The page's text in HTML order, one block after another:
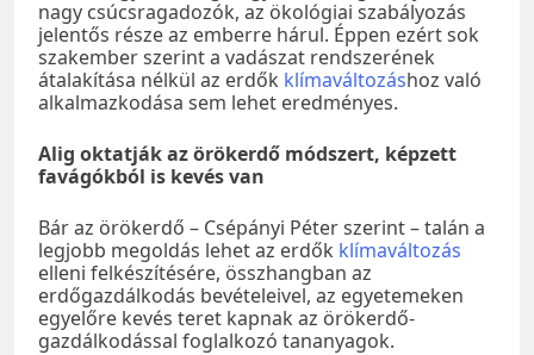
nagy csúcsragadozók, az ökológiai szabályozás
jelentős része az emberre hárul. Éppen ezért sok
szakember szerint a vadászat rendszerének
átalakítása nélkül az erdők klímaváltozáshoz való
alkalmazkodása sem lehet eredményes.
Alig oktatják az örökerdő módszert, képzett
favágókból is kevés van
Bár az örökerdő – Csépányi Péter szerint – talán a
legjobb megoldás lehet az erdők klímaváltozás
elleni felkészítésére, összhangban az
erdőgazdálkodás bevételeivel, az egyetemeken
egyelőre kevés teret kapnak az örökerdő-
gazdálkodással foglalkozó tananyagok.